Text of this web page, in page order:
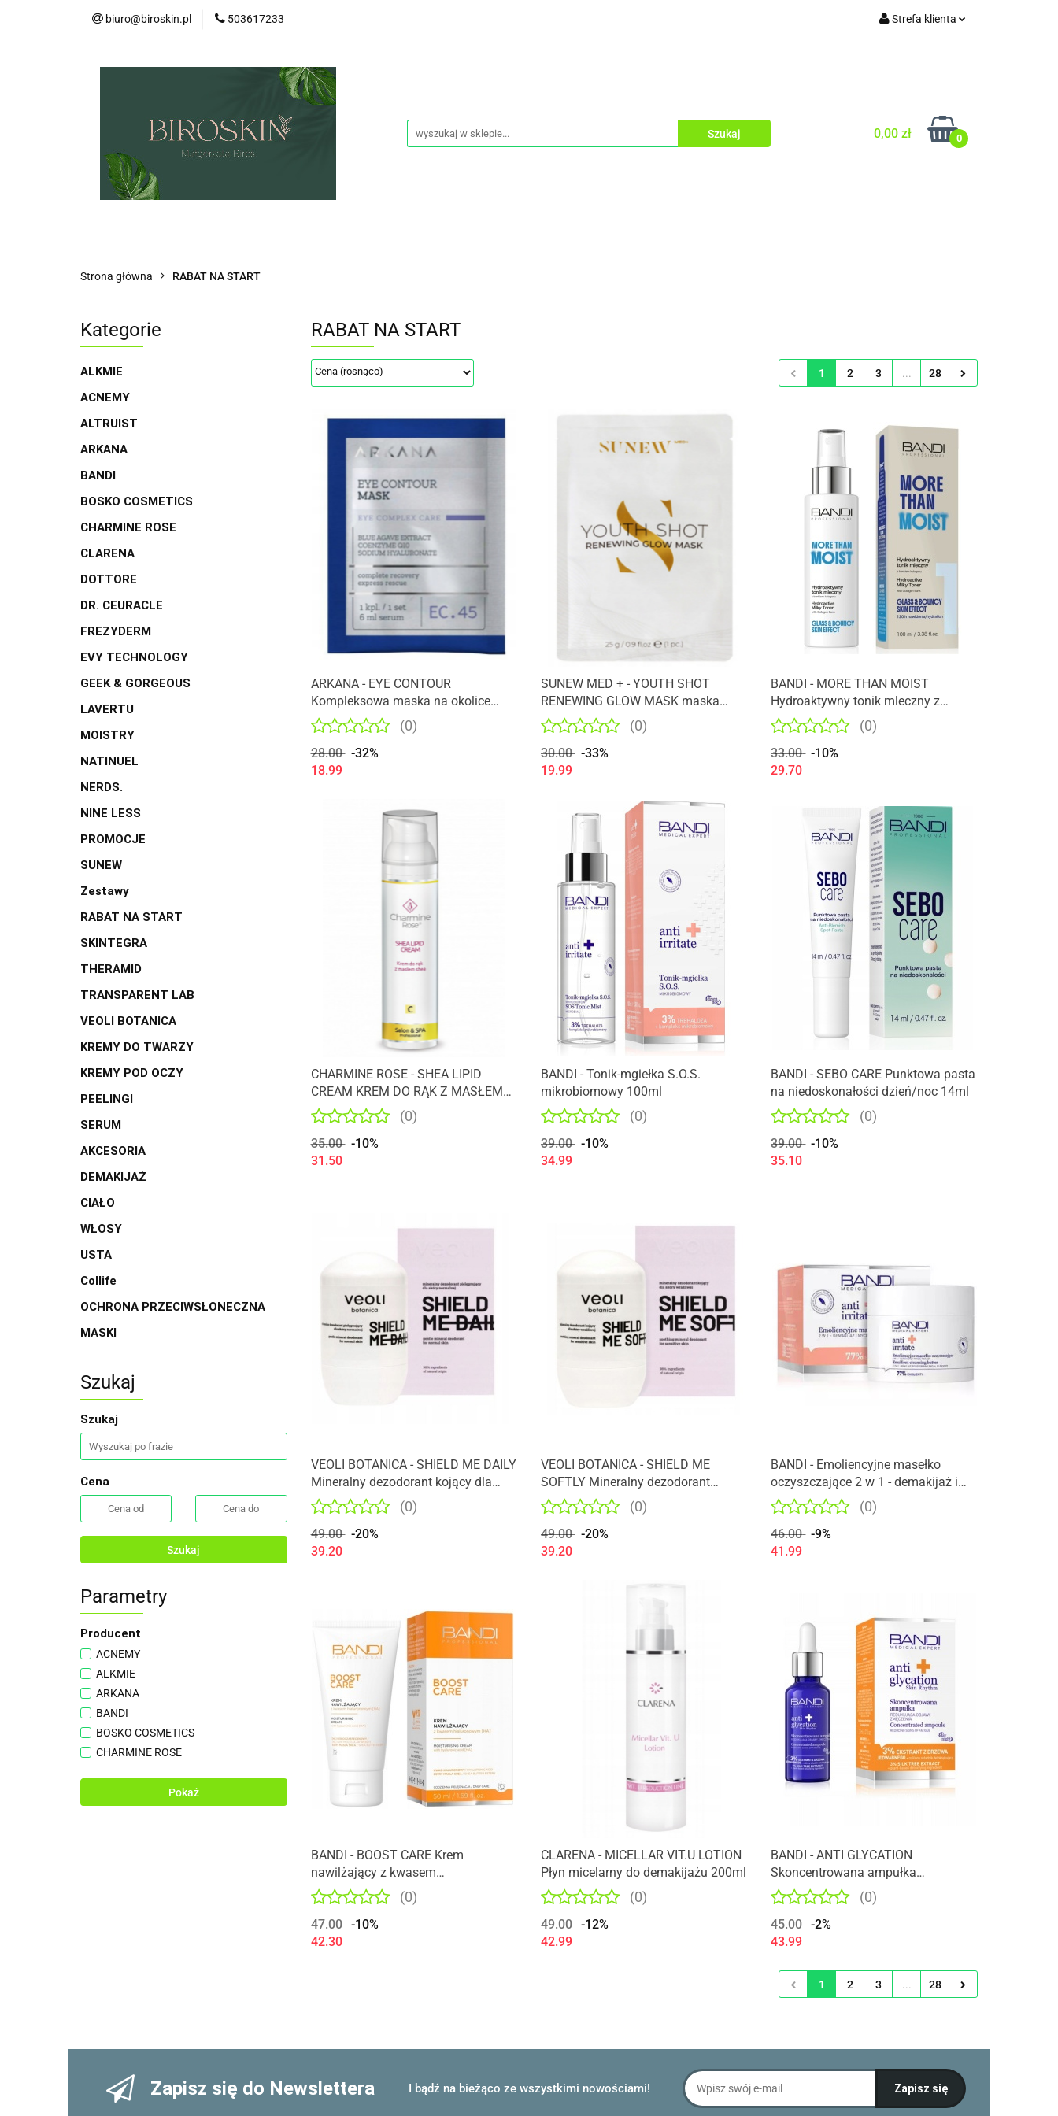
biuro@biroskin.pl 503617233 Strefa klienta
Zgody cookies
0,00 zł 0
ZESTAWY CIAŁO WŁOSY
MARKI
KREMY POD OCZY
USTA OCHRONA PRZECIWSŁONECZNA
Strona główna RABAT NA START
Kategorie
ALKMIE
ACNEMY
ALTRUIST
ARKANA
BANDI
BOSKO COSMETICS
CHARMINE ROSE
CLARENA
DOTTORE
DR. CEURACLE
FREZYDERM
EVY TECHNOLOGY
GEEK & GORGEOUS
LAVERTU
MOISTRY
NATINUEL
NERDS.
NINE LESS
PROMOCJE
SUNEW
Zestawy
RABAT NA START
SKINTEGRA
THERAMID
TRANSPARENT LAB
VEOLI BOTANICA
KREMY DO TWARZY
KREMY POD OCZY
PEELINGI
SERUM
AKCESORIA
DEMAKIJAŻ
CIAŁO
WŁOSY
USTA
Collife
OCHRONA PRZECIWSŁONECZNA
MASKI
Szukaj
Szukaj
Cena
Szukaj
Parametry
Producent
ACNEMY
ALKMIE
ARKANA
BANDI
BOSKO COSMETICS
CHARMINE ROSE
DR. CEURACLEPokaż
RABAT NA START
1 2 3 ... 28
Produkt niedostępny
ARKANA - EYE CONTOUR
Kompleksowa maska na okolice
oczu
(0)
28.00
-32%
18.99
Produkt niedostępny
SUNEW MED + - YOUTH SHOT
RENEWING GLOW MASK maska
odmładzająca w płacie 1szt
(0)
30.00 -33%
19.99
BANDI - MORE THAN MOIST
Hydroaktywny tonik mleczny z
bankiem kolagenu
(0)
33.00 -10%
29.70
CHARMINE ROSE - SHEA LIPID
CREAM KREM DO RĄK Z MASŁEM
SHEA 100ML
(0)
35.00
-10%
31.50
BANDI - Tonik-mgiełka S.O.S.
mikrobiomowy 100ml
(0)
39.00 -10%
34.99
BANDI - SEBO CARE Punktowa pasta
na niedoskonałości dzień/noc 14ml
(0)
39.00 -10%
35.10
VEOLI BOTANICA - SHIELD ME DAILY
Mineralny dezodorant kojący dla
skóry normalnej (0)
49.00
-20%
39.20
VEOLI BOTANICA - SHIELD ME
SOFTLY Mineralny dezodorant
kojący dla skóry wrażliwej
(0)
49.00 -20%
39.20
BANDI - Emoliencyjne masełko
oczyszczające 2 w 1 - demakijaż i
mycie twarzy!
(0)
46.00 -9%
41.99
BANDI - BOOST CARE Krem
nawilżający z kwasem
hialuronowym 50ml
(0)
47.00
-10%
42.30
CLARENA - MICELLAR VIT.U LOTION
Płyn micelarny do demakijażu 200ml
(0)
49.00 -12%
42.99
BANDI - ANTI GLYCATION
Skoncentrowana ampułka
redukująca oznaki zmęczenia
(0)
45.00 -2%
43.99
1 2 3 ... 28
Zapisz się do Newslettera I bądź na bieżąco ze wszystkimi nowościami!